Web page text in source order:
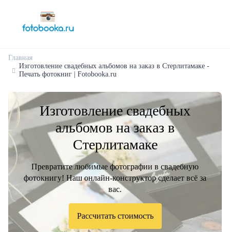
Главная
Изготовление свадебных альбомов на заказ в Стерлитамаке -
Печать фотокниг | Fotobooka.ru
Изготовление свадебных
альбомов на заказ в
Стерлитамаке
Превратите любимые фотографии в свадебную
фотокнигу! Наш онлайн-конструктор сделает всё за
вас.
Рассчитать стоимость